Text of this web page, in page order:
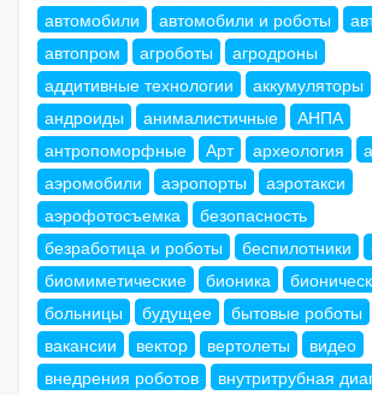
автомобили
автомобили и роботы
автопром
агроботы
агродроны
аддитивные технологии
аккумуляторы
андроиды
анималистичные
АНПА
антропоморфные
Арт археология
аэромобили
аэропорты
аэротакси
аэрофотосъемка
безопасность
безработица и роботы
беспилотники
биомиметические
бионика
больницы
будущее бытовые роботы
вакансии
вектор вертолеты
видео
внедрения роботов
внутритрубная